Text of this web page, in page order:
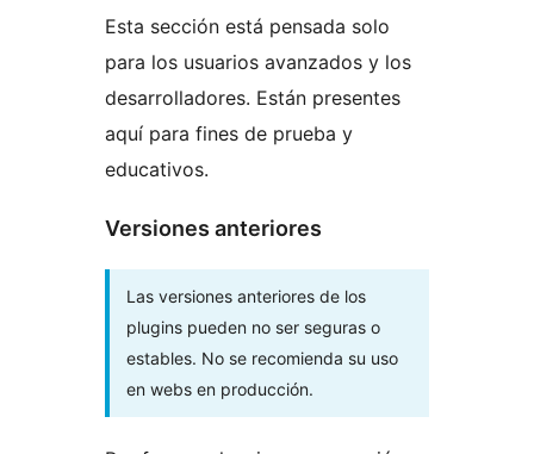
Esta sección está pensada solo
para los usuarios avanzados y los
desarrolladores. Están presentes
aquí para fines de prueba y
educativos.
Versiones anteriores
Las versiones anteriores de los
plugins pueden no ser seguras o
estables. No se recomienda su uso
en webs en producción.